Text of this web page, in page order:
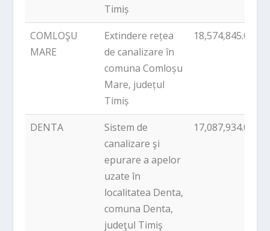
Timiș
COMLOŞU
MARE
Extindere rețea
de canalizare în
comuna Comloșu
Mare, județul
Timiș
18,574,845.00
DENTA
Sistem de
canalizare şi
epurare a apelor
uzate în
localitatea Denta,
comuna Denta,
judeţul Timiş
17,087,934.00